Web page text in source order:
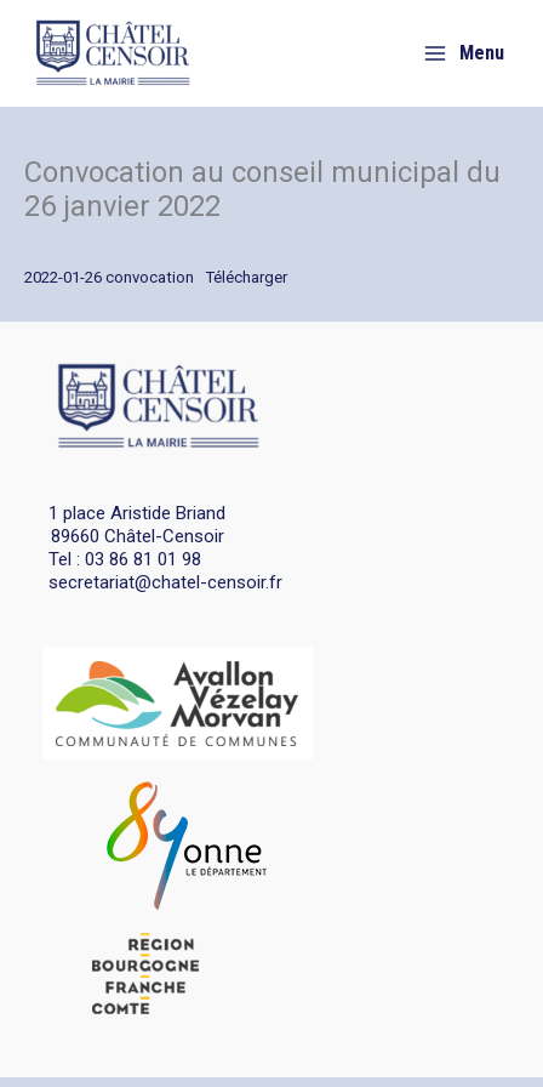
contenu
Menu
Convocation au conseil municipal du
26 janvier 2022
2022-01-26 convocation Télécharger
1 place Aristide Briand
89660 Châtel-Censoir
Tel : 03 86 81 01 98
secretariat@chatel-censoir.fr